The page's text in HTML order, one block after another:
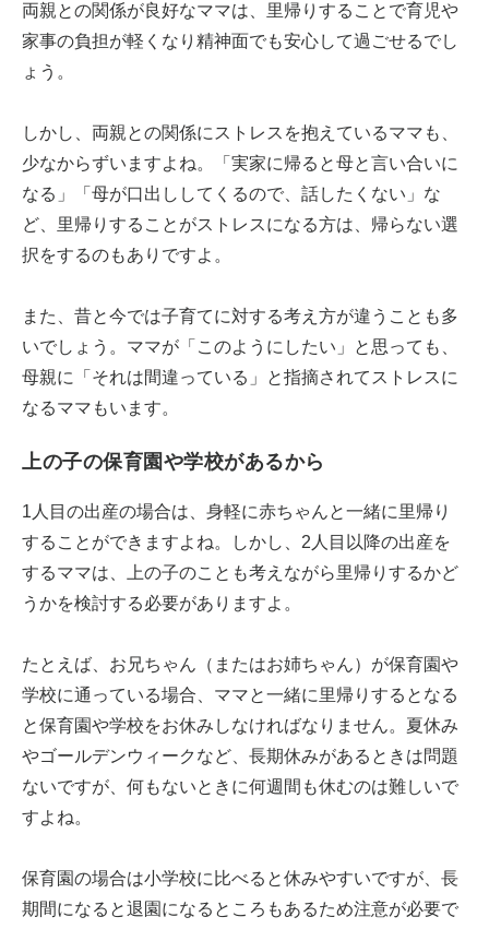
両親との関係が良好なママは、里帰りすることで育児や
家事の負担が軽くなり精神面でも安心して過ごせるでし
ょう。
しかし、両親との関係にストレスを抱えているママも、
少なからずいますよね。「実家に帰ると母と言い合いに
なる」「母が口出ししてくるので、話したくない」な
ど、里帰りすることがストレスになる方は、帰らない選
択をするのもありですよ。
また、昔と今では子育てに対する考え方が違うことも多
いでしょう。ママが「このようにしたい」と思っても、
母親に「それは間違っている」と指摘されてストレスに
なるママもいます。
上の子の保育園や学校があるから
1人目の出産の場合は、身軽に赤ちゃんと一緒に里帰り
することができますよね。しかし、2人目以降の出産を
するママは、上の子のことも考えながら里帰りするかど
うかを検討する必要がありますよ。
たとえば、お兄ちゃん（またはお姉ちゃん）が保育園や
学校に通っている場合、ママと一緒に里帰りするとなる
と保育園や学校をお休みしなければなりません。夏休み
やゴールデンウィークなど、長期休みがあるときは問題
ないですが、何もないときに何週間も休むのは難しいで
すよね。
保育園の場合は小学校に比べると休みやすいですが、長
期間になると退園になるところもあるため注意が必要で